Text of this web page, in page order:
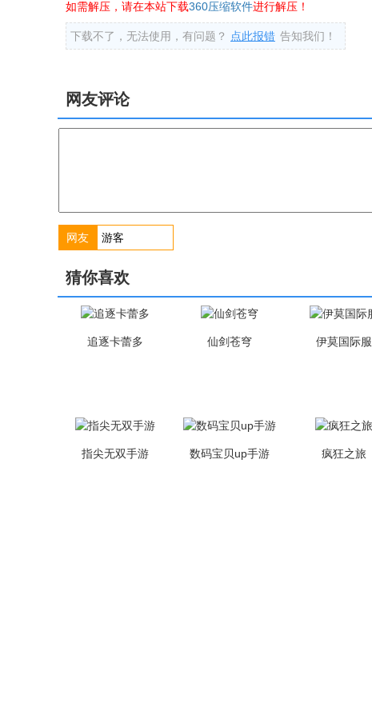
如需解压，请在本站下载360压缩软件进行解压！
下载不了，无法使用，有问题？ 点此报错 告知我们！
网友评论
网友
猜你喜欢
追逐卡蕾多 仙剑苍穹 伊莫国际服
指尖无双手游 数码宝贝up手游 疯狂之旅